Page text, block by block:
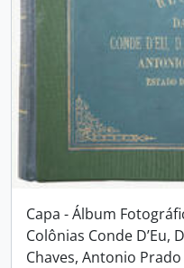
Capa - Álbum
Colônias Conde D’Eu,
Chaves, Antonio Prado